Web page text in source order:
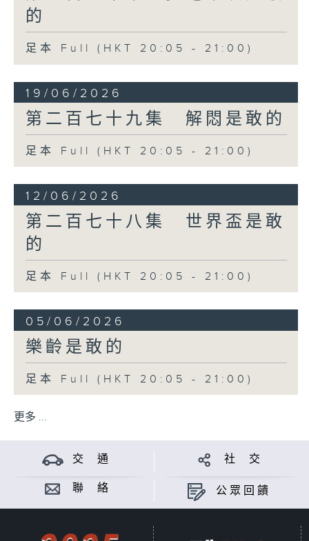
的
足本 Full (HKT 20:05 - 21:00)
19/06/2026
第二百七十九集 解悶是敢的
足本 Full (HKT 20:05 - 21:00)
12/06/2026
第二百七十八集 世界盃是敢
的
足本 Full (HKT 20:05 - 21:00)
05/06/2026
樂齡是敢的
足本 Full (HKT 20:05 - 21:00)
更多 ...
交 通 社 交
聯 絡 公眾回饋